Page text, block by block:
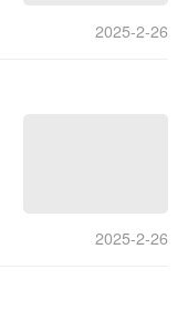
2025-2-26
2025-2-26